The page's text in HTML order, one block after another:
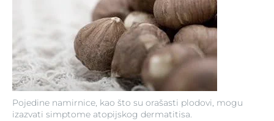
Pojedine namirnice, kao što su orašasti plodovi, mogu
izazvati simptome atopijskog dermatitisa.